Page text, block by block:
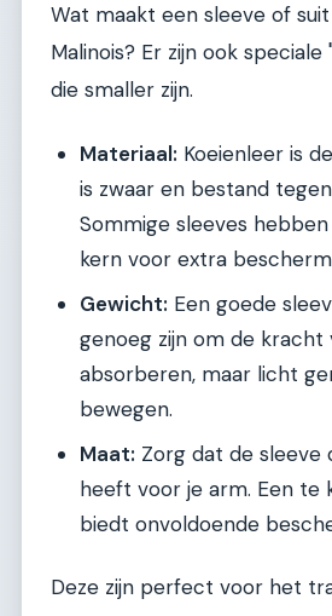
Wat maakt een sleeve of
Malinois? Er zijn ook speciale
die smaller zijn.
Materiaal: Koeienleer is
is zwaar en bestand
Sommige sleeves
kern voor extra
Gewicht: Een goede
genoeg zijn om de kracht
absorberen, maar licht
bewegen.
Maat: Zorg dat de sleeve
heeft voor je arm. Een te
biedt onvoldoende
Deze zijn perfect voor het